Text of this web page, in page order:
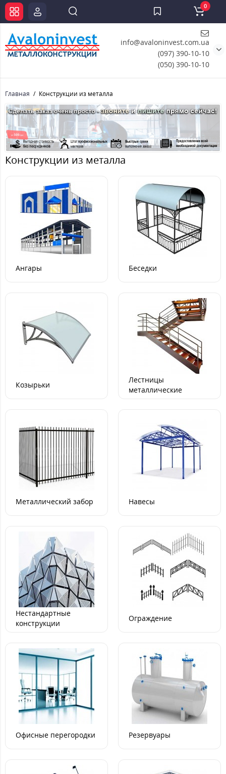
info@avaloninvest.com.ua
(097) 390-10-10
(050) 390-10-10
0
Главная Конструкции из металла
Конструкции из металла
Ангары Беседки
Козырьки
Лестницы
металлические
Металлический забор Навесы
Нестандартные
конструкции
Ограждение
Офисные перегородки Резервуары